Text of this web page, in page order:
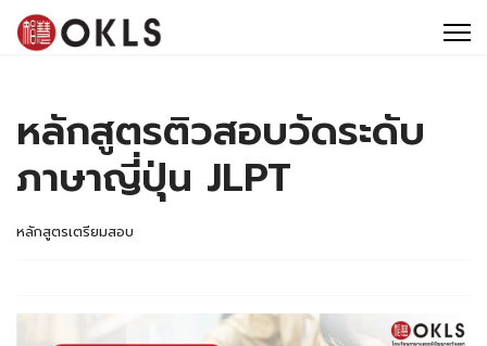
ลักสูตร
ศนศึกษา
วสารและโปรโมชั่น
ต่อ OKLS
หลักสูตรติวสอบวัดระดับ
ภาษาญี่ปุ่น JLPT
หลักสูตรเตรียมสอบ